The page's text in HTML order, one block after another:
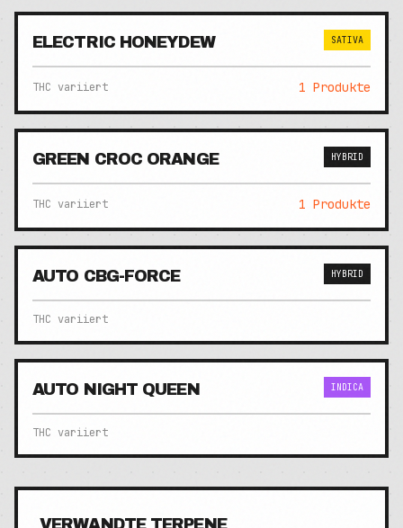
ELECTRIC HONEYDEW SATIVA
THC variiert 1 Produkte
GREEN CROC ORANGE HYBRID
THC variiert 1 Produkte
AUTO CBG-FORCE HYBRID
THC variiert
AUTO NIGHT QUEEN INDICA
THC variiert
VERWANDTE TERPENE